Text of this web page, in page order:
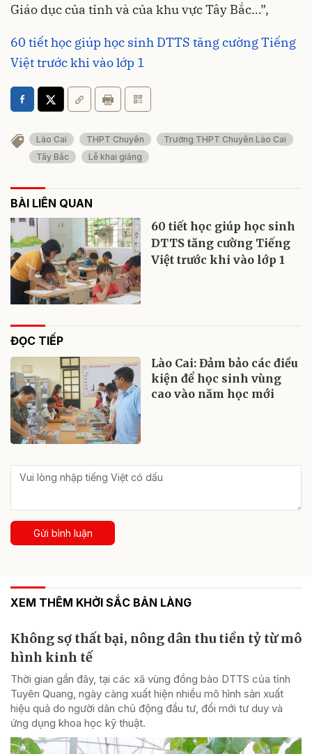
Giáo dục của tỉnh và của khu vực Tây Bắc…”,
60 tiết học giúp học sinh DTTS tăng cường Tiếng
Việt trước khi vào lớp 1
Lào Cai THPT Chuyên
Trường THPT Chuyên Lào Cai
Tây Bắc
Lễ khai giảng
BÀI LIÊN QUAN
60 tiết học giúp học sinh
DTTS tăng cường Tiếng
Việt trước khi vào lớp 1
ĐỌC TIẾP
Lào Cai: Đảm bảo các điều
kiện để học sinh vùng
cao vào năm học mới
Gửi bình luận
XEM THÊM KHỞI SẮC BẢN LÀNG
Không sợ thất bại, nông dân thu tiền tỷ từ mô
hình kinh tế
Thời gian gần đây, tại các xã vùng đồng bào DTTS của tỉnh
Tuyên Quang, ngày càng xuất hiện nhiều mô hình sản xuất
hiệu quả do người dân chủ động đầu tư, đổi mới tư duy và
ứng dụng khoa học kỹ thuật.